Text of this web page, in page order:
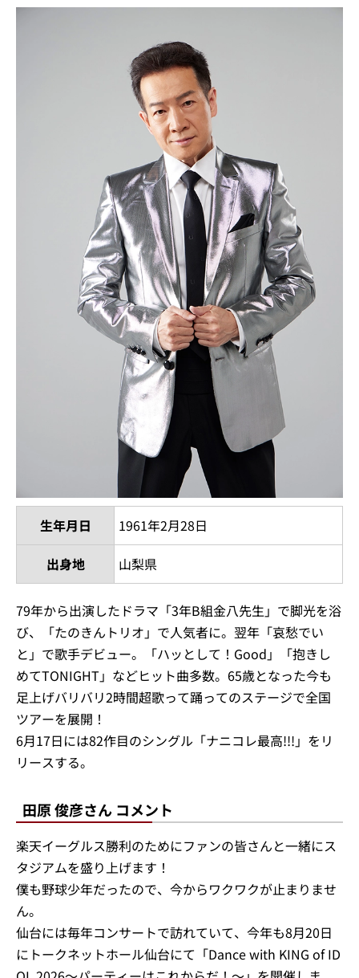
生年月日
1961年2月28日
出身地
山梨県
79年から出演したドラマ「3年B組金八先生」で脚光を浴
び、「たのきんトリオ」で人気者に。翌年「哀愁でい
と」で歌手デビュー。「ハッとして！Good」「抱きし
めてTONIGHT」などヒット曲多数。65歳となった今も
足上げバリバリ2時間超歌って踊ってのステージで全国
ツアーを展開！
6月17日には82作目のシングル「ナニコレ最高!!!」をリ
リースする。
田原 俊彦さん コメント
楽天イーグルス勝利のためにファンの皆さんと一緒にス
タジアムを盛り上げます！
僕も野球少年だったので、今からワクワクが止まりませ
ん。
仙台には毎年コンサートで訪れていて、今年も8月20日
にトークネットホール仙台にて「Dance with KING of ID